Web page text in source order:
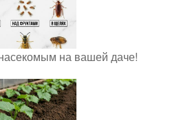
на вашей даче!